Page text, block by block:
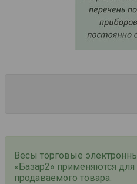
Весы торговые
«Базар2» применяются
продаваемого товара.